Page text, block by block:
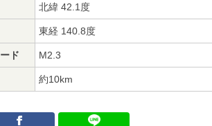
北緯 42.1度
東経 140.8度
ド M2.3
約10km